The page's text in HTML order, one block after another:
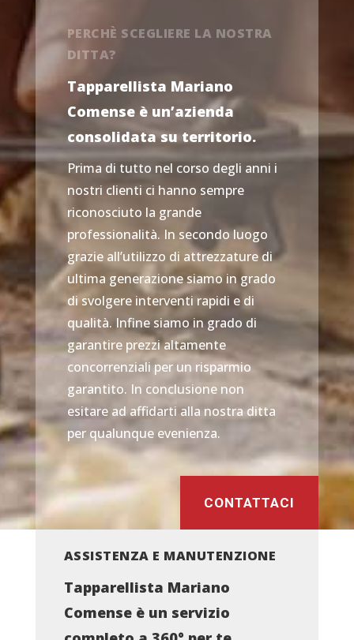
PERCHÈ SCEGLIERE LA NOSTRA
DITTA?
Tapparellista Mariano
Comense è un’azienda
consolidata su territorio.
Prima di tutto nel corso degli anni i
nostri clienti ci hanno sempre
riconosciuto la grande
professionalità. In secondo luogo
grazie all’utilizzo di attrezzature di
ultima generazione siamo in grado
di svolgere interventi rapidi e di
qualità. Infine siamo in grado di
garantire prezzi altamente
concorrenziali per un risparmio
garantito. In conclusione non
esitare ad affidarti alla nostra ditta
per qualunque evenienza.
CONTATTACI
ASSISTENZA E MANUTENZIONE
Tapparellista Mariano
Comense è un servizio